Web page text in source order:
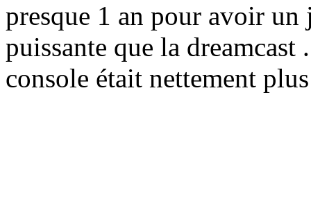
presque 1 an pour avoir
puissante que la
console était nettement